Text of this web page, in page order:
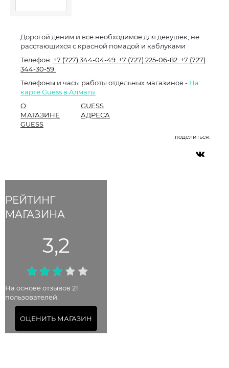
РЕЙТИНГ
МАГАЗИНА
3,2
На основе отзывов 21
пользователей.
ОЦЕНИТЬ МАГАЗИН
Дорогой деним и все необходимое для девушек, не
расстающихся с красной помадой и каблуками
Телефон: +7 (727) 344-04-49. +7 (727) 225-06-82. +7 (727)
344-30-59.
Телефоны и часы работы отдельных магазинов - На
карте Guess в Алматы
О
МАГАЗИНЕ
GUESS
GUESS
АДРЕСА
поделиться: